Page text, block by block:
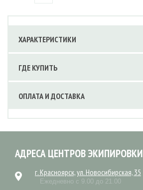
ХАРАКТЕРИСТИКИ
ГДЕ КУПИТЬ
ОПЛАТА И ДОСТАВКА
АДРЕСА ЦЕНТРОВ ЭКИПИРОВКИ
г. Красноярск, ул. Новосибирская, 35
Ежедневно с 9.00 до 21.00